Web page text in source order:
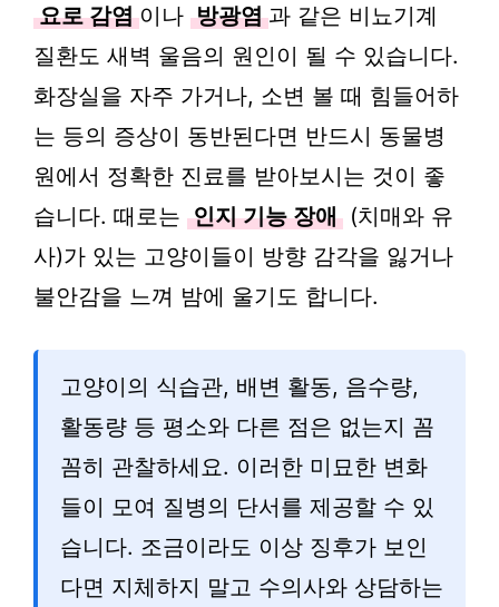
요로 감염 이나 방광염 과 같은 비뇨기계
질환도 새벽 울음의 원인이 될 수 있습니다.
화장실을 자주 가거나, 소변 볼 때 힘들어하
는 등의 증상이 동반된다면 반드시 동물병
원에서 정확한 진료를 받아보시는 것이 좋
습니다. 때로는 인지 기능 장애 (치매와 유
사)가 있는 고양이들이 방향 감각을 잃거나
불안감을 느껴 밤에 울기도 합니다.
고양이의 식습관, 배변 활동, 음수량,
활동량 등 평소와 다른 점은 없는지 꼼
꼼히 관찰하세요. 이러한 미묘한 변화
들이 모여 질병의 단서를 제공할 수 있
습니다. 조금이라도 이상 징후가 보인
다면 지체하지 말고 수의사와 상담하는